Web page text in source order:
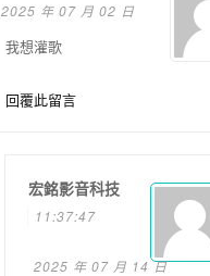
2025 年 07 月 02 日
我想灌歌
回覆此留言
宏銘影音科技
11:37:47
2025 年 07 月 14 日